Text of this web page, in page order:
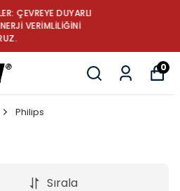
✔ TÜRKİYE’NİN LİDER ROBOT SÜPÜRGE
MARKASI: GÜÇ, DAYANIKLILIK VE
0
Philips
Sırala